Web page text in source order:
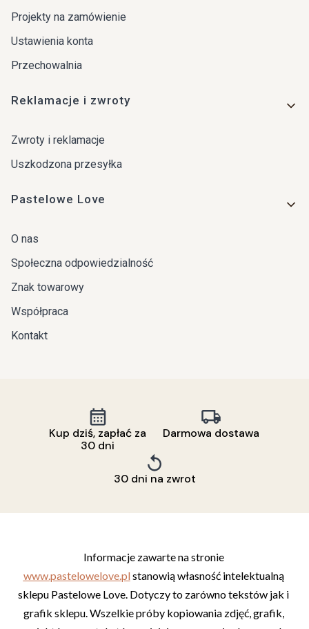
Projekty na zamówienie
Ustawienia konta
Przechowalnia
Reklamacje i zwroty
Zwroty i reklamacje
Uszkodzona przesyłka
Pastelowe Love
O nas
Społeczna odpowiedzialność
Znak towarowy
Współpraca
Kontakt
Kup dziś, zapłać za
30 dni
Darmowa dostawa
30 dni na zwrot
Informacje zawarte na stronie
www.pastelowelove.pl stanowią własność intelektualną
sklepu Pastelowe Love. Dotyczy to zarówno tekstów jak i
grafik sklepu. Wszelkie próby kopiowania zdjęć, grafik,